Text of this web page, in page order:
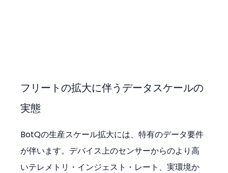
フリートの拡大に伴うデータスケールの
実態
BotQの生産スケール拡大には、特有のデータ要件
が伴います。デバイス上のセンサーからのより高
いテレメトリ・インジェスト・レート、実環境か